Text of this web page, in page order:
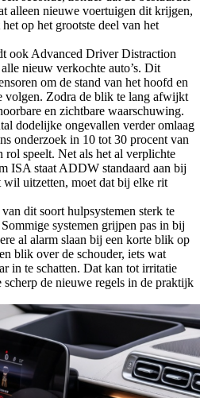
alleen nieuwe voertuigen dit krijgen,
op het grootste deel van het
ook Advanced Driver Distraction
nieuw verkochte auto’s. Dit
om de stand van het hoofd en
volgen. Zodra de blik te lang afwijkt
en zichtbare waarschuwing.
dodelijke ongevallen verder omlaag
onderzoek in 10 tot 30 procent van
rol speelt. Net als het al verplichte
ISA staat ADDW standaard aan bij
wil uitzetten, moet dat bij elke rit
dit soort hulpsystemen sterk te
systemen grijpen pas in bij
al alarm slaan bij een korte blik op
blik over de schouder, iets wat
in te schatten. Dat kan tot irritatie
scherp de nieuwe regels in de praktijk